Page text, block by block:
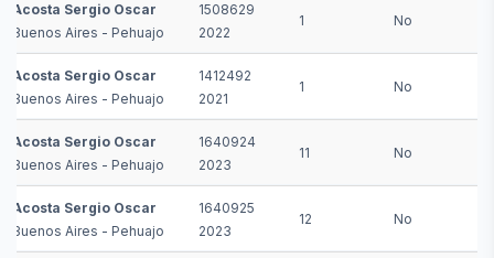
Acosta Sergio Oscar
Buenos Aires - Pehuajo
1508629
2022
1 No
Acosta Sergio Oscar
Buenos Aires - Pehuajo
1412492
2021
1 No
Acosta Sergio Oscar
Buenos Aires - Pehuajo
1640924
2023
11 No
Acosta Sergio Oscar
Buenos Aires - Pehuajo
1640925
2023
12 No